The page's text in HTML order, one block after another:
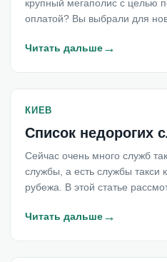
крупный мегаполис с целью
оплатой? Вы выбрали для
Читать дальше→
КИЕВ
Список недорогих
Сейчас очень много служб
службы, а есть службы такси
рубежа. В этой статье
Читать дальше→